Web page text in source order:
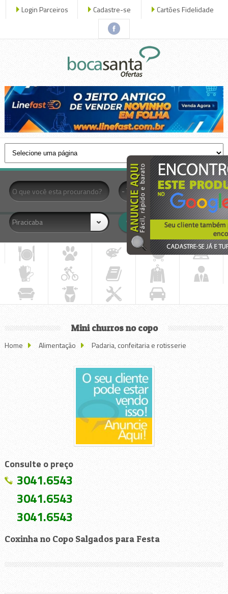
Login Parceiros Cadastre-se Cartões Fidelidade
- Todas as Categorias -
Piracicaba
Mini churros no copo
Home
Alimentação Padaria, confeitaria e rotisserie
Consulte o preço
3041.6543
3041.6543
3041.6543
Coxinha no Copo Salgados para Festa